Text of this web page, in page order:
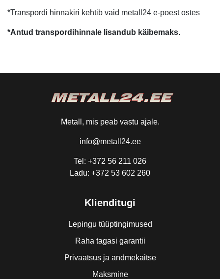
*Transpordi hinnakiri kehtib vaid metall24 e-poest ostes
*Antud transpordihinnale lisandub käibemaks.
Metall, mis peab vastu ajale.
info@metall24.ee
Tel: +372 56 211 026
Ladu: +372 53 602 260
Klienditugi
Lepingu tüüptingimused
Raha tagasi garantii
Privaatsus ja andmekaitse
Maksmine